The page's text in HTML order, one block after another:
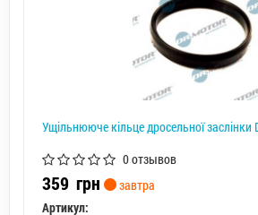
Ущiльнююче кiльце дросельної заслiнки
0 отзывов
359 грн
завтра
Артикул: